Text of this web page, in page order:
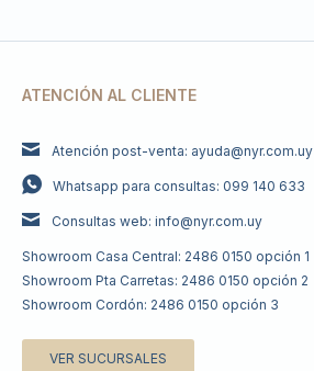
ATENCIÓN AL CLIENTE
Atención post-venta: ayuda@nyr.com.uy
Whatsapp para consultas: 099 140 633
Consultas web: info@nyr.com.uy
Showroom Casa Central: 2486 0150 opción 1
Showroom Pta Carretas: 2486 0150 opción 2
Showroom Cordón: 2486 0150 opción 3
VER SUCURSALES